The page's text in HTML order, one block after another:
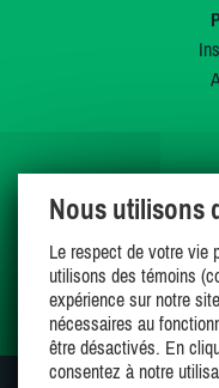
Nous utilisons
Le respect de votre vie
utilisons des témoins
expérience sur notre
nécessaires au
être désactivés. En
consentez à notre